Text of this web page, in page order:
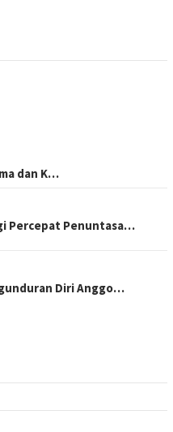
dan K…
Percepat Penuntasa…
Diri Anggo…